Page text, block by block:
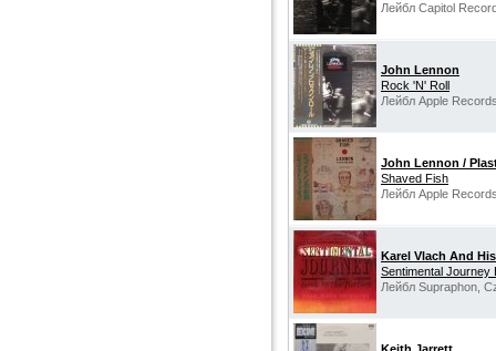
Лейбл Capitol
John Lennon
Rock 'N' Roll
Лейбл Apple
John Lennon /
Shaved Fish
Лейбл Apple
Karel Vlach And
Sentimental Journey
Лейбл Supraphon,